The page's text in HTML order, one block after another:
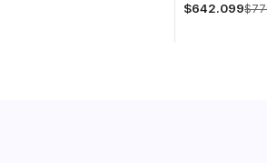
$642.099